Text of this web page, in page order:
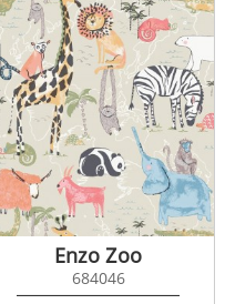
Enzo Zoo
684046